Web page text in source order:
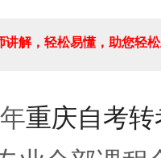
讲解，轻松易懂，助您轻
重庆自考转